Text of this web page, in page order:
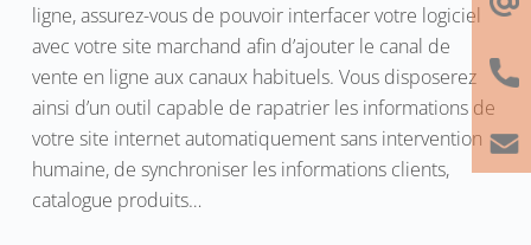
ligne, assurez-vous de pouvoir interfacer votre logiciel
avec votre site marchand afin d’ajouter le canal de
vente en ligne aux canaux habituels. Vous disposerez
ainsi d’un outil capable de rapatrier les informations de
votre site internet automatiquement sans intervention
humaine, de synchroniser les informations clients,
catalogue produits…